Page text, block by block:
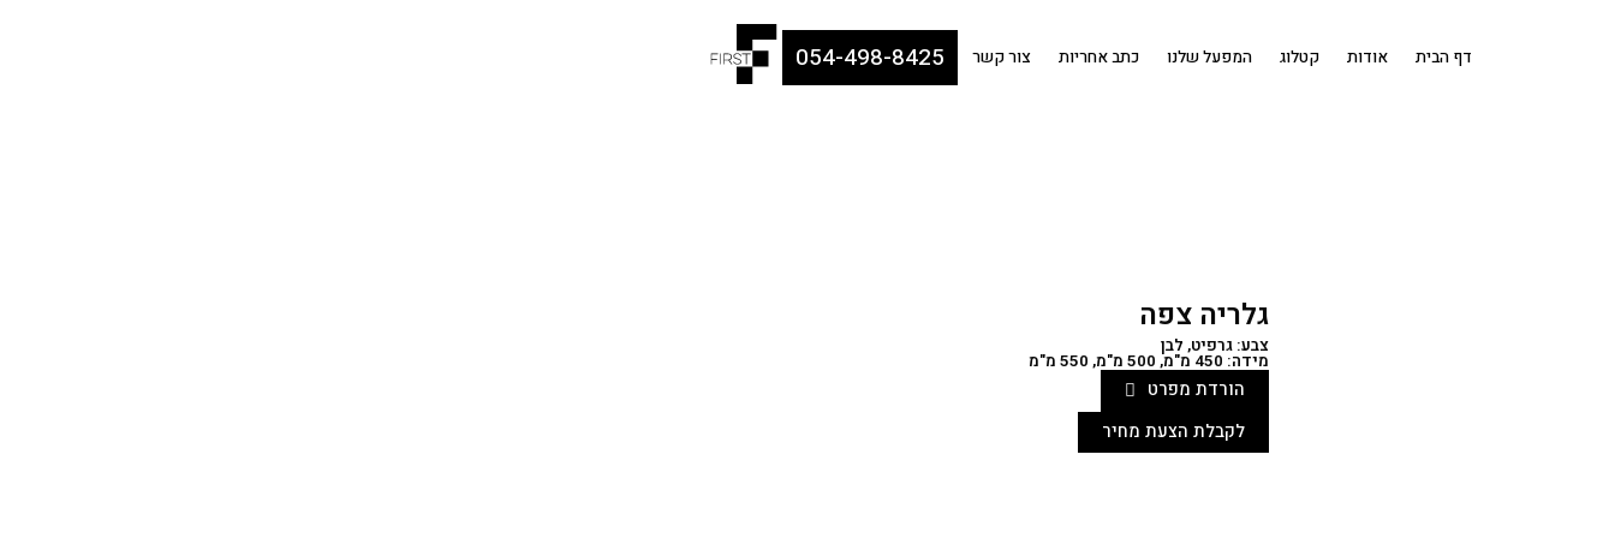
דף הבית אודות קטלוג המפעל שלנו כתב אחריות צור קשר 054-498-8425
גלריה צפה
צבע: גרפיט, לבן
מידה: 450 מ"מ, 500 מ"מ, 550 מ"מ
הורדת מפרט
לקבלת הצעת מחיר